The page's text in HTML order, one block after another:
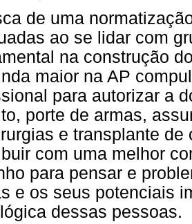
de uma
ao se lidar com
na construção
maior na AP
para autorizar a
porte de armas,
e transplante de
com uma melhor
para pensar e
e os seus potenciais
dessas pessoas.